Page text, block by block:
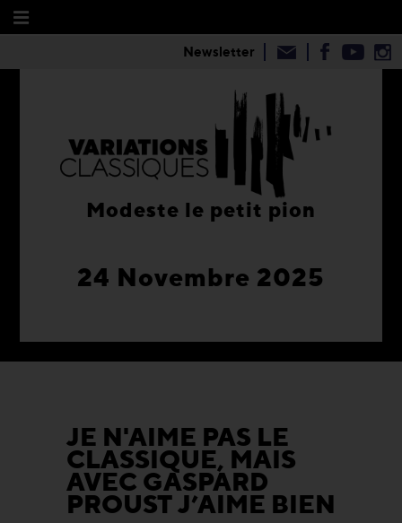
24 Novembre 2025
Modeste le petit pion
Newsletter
JE N'AIME PAS LE
CLASSIQUE, MAIS
AVEC GASPARD
PROUST J’AIME BIEN